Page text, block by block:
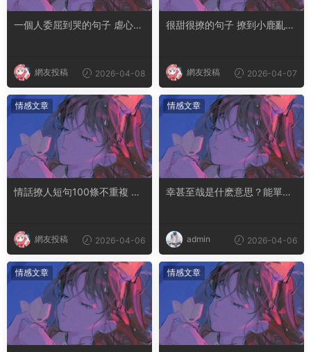
一個人委屈到哭的句子 虐心到
網友投稿 2026-04-08
很甜很撩的句子 撩到小鹿亂撞
網友投稿 2026-04-07
情感文章
情話撩人短句100條不重複 土
網友投稿 2026-04-06
情感文章
幸甚至哉是什麽意思？能單獨
admin 2026-04-06
情感文章 情感文章